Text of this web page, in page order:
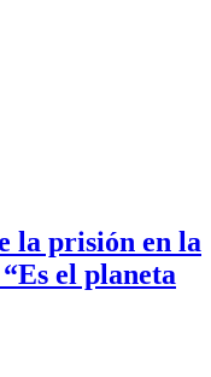
la prisión en la
el planeta